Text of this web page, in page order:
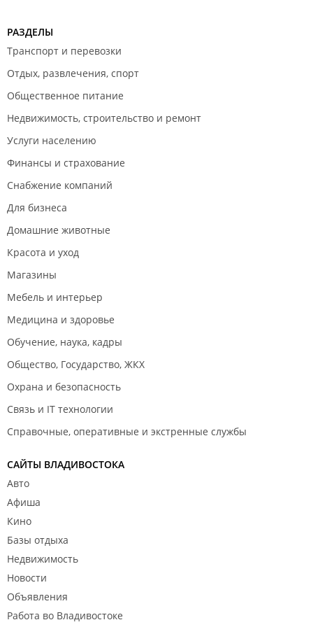
станции ГИМС
2025 год
В районе Поспелово в следующем году может появиться
штрафстоянка для катеров.
РАЗДЕЛЫ
Транспорт и перевозки
Отдых, развлечения, спорт
Общественное питание
Недвижимость, строительство и ремонт
Услуги населению
Финансы и страхование
Снабжение компаний
Для бизнеса
Домашние животные
Красота и уход
Магазины
Мебель и интерьер
Медицина и здоровье
Обучение, наука, кадры
Общество, Государство, ЖКХ
Охрана и безопасность
Связь и IT технологии
Справочные, оперативные и экстренные службы
САЙТЫ ВЛАДИВОСТОКА
Авто
Афиша
Кино
Базы отдыха
Недвижимость
Новости
Объявления
Работа во Владивостоке